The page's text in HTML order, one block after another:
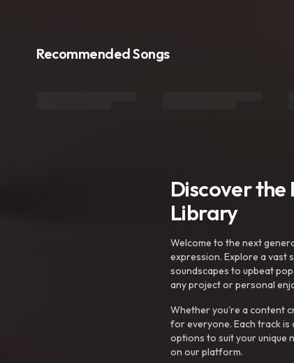
Recommended Songs
Discover the
Library
Welcome to the next
expression. Explore a vast
soundscapes to upbeat
any project or personal
Whether you're a content
for everyone. Each track is
options to suit your unique
on our platform.